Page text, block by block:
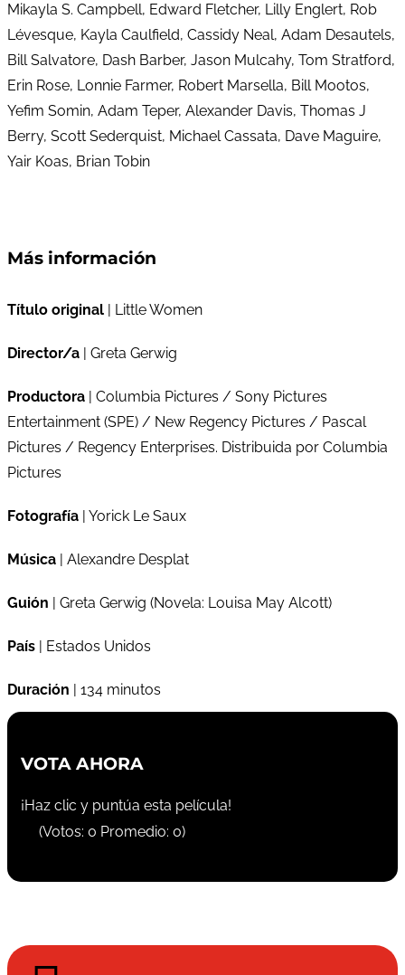
Mikayla S. Campbell, Edward Fletcher, Lilly Englert, Rob
Lévesque, Kayla Caulfield, Cassidy Neal, Adam Desautels,
Bill Salvatore, Dash Barber, Jason Mulcahy, Tom Stratford,
Erin Rose, Lonnie Farmer, Robert Marsella, Bill Mootos,
Yefim Somin, Adam Teper, Alexander Davis, Thomas J
Berry, Scott Sederquist, Michael Cassata, Dave Maguire,
Yair Koas, Brian Tobin
Más información
Título original | Little Women
Director/a | Greta Gerwig
Productora | Columbia Pictures / Sony Pictures
Entertainment (SPE) / New Regency Pictures / Pascal
Pictures / Regency Enterprises. Distribuida por Columbia
Pictures
Fotografía | Yorick Le Saux
Música | Alexandre Desplat
Guión | Greta Gerwig (Novela: Louisa May Alcott)
País | Estados Unidos
Duración | 134 minutos
VOTA AHORA
¡Haz clic y puntúa esta película!
(Votos: 0 Promedio: 0)